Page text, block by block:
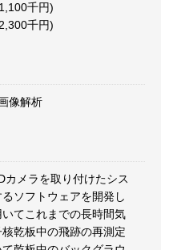
千円)
千円)
像解析
メラを取り付けたシス
ソフトウェアを開発し
てこれまでの長時間気
乾板中の飛跡の再測定